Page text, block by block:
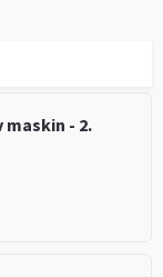
- 2.